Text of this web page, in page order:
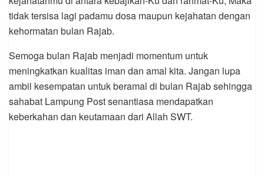
tidak tersisa lagi padamu dosa maupun kejahatan dengan
kehormatan bulan Rajab.
Semoga bulan Rajab menjadi momentum untuk
meningkatkan kualitas iman dan amal kita. Jangan lupa
ambil kesempatan untuk beramal di bulan Rajab sehingga
sahabat Lampung Post senantiasa mendapatkan
keberkahan dan keutamaan dari Allah SWT.